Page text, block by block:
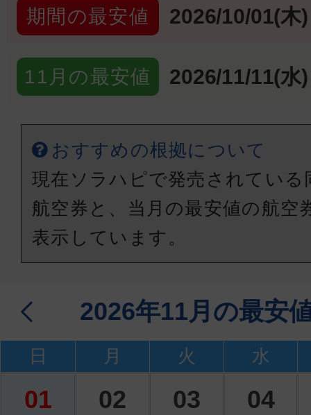
期間の最安値 2026/10/01(木)
11月の最安値 2026/11/11(水)
おすすめの根拠について
現在ソラハピで発売されている
航空券と、当月の最安値の航空
表示しています。
2026年11月の最安
日 月 火 水
01 02 03 04